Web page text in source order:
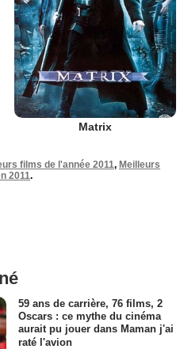
Matrix
films de l'année 2011, Meilleurs
2011.
59 ans de carrière, 76 films, 2
Oscars : ce mythe du cinéma
aurait pu jouer dans Maman j'ai
raté l'avion